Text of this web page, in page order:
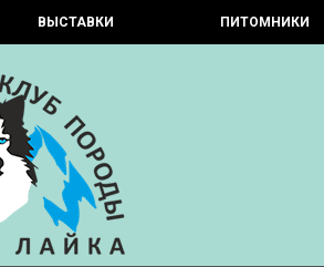
ВЫСТАВКИ ПИТОМНИКИ